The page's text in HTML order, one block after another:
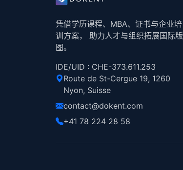
凭借学历课程、MBA、证书与企业培
训方案， 助力人才与组织拓展国际版
图。
IDE/UID : CHE-373.611.253
Route de St-Cergue 19, 1260
Nyon, Suisse
contact@dokent.com
+41 78 224 28 58